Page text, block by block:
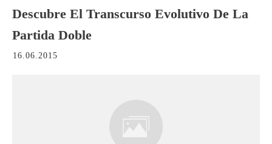
Descubre El Transcurso Evolutivo De La
Partida Doble
16.06.2015